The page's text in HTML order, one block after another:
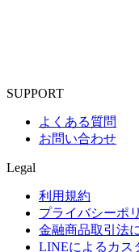
SUPPORT
よくある質問
お問い合わせ
Legal
利用規約
プライバシーポ
金融商品取引法
LINEによるカス